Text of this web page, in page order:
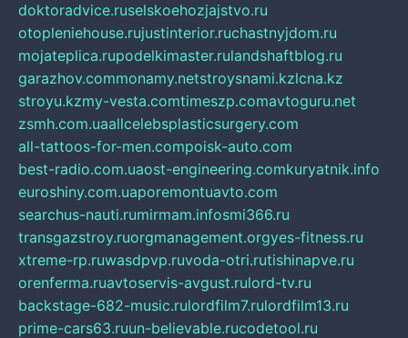
doktoradvice.ruselskoehozjajstvo.ru
otopleniehouse.rujustinterior.ruchastnyjdom.ru
mojateplica.rupodelkimaster.rulandshaftblog.ru
garazhov.commonamy.netstroysnami.kzlcna.kz
stroyu.kzmy-vesta.comtimeszp.comavtoguru.net
zsmh.com.uaallcelebsplasticsurgery.com
all-tattoos-for-men.compoisk-auto.com
best-radio.com.uaost-engineering.comkuryatnik.info
euroshiny.com.uaporemontuavto.com
searchus-nauti.rumirmam.infosmi366.ru
transgazstroy.ruorgmanagement.orgyes-fitness.ru
xtreme-rp.ruwasdpvp.ruvoda-otri.rutishinapve.ru
orenferma.ruavtoservis-avgust.rulord-tv.ru
backstage-682-music.rulordfilm7.rulordfilm13.ru
prime-cars63.ruun-believable.rucodetool.ru